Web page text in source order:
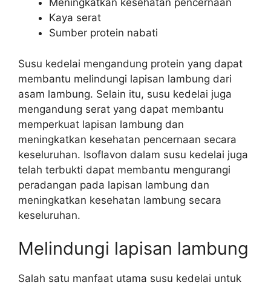
Meningkatkan kesehatan pencernaan
Kaya serat
Sumber protein nabati
Susu kedelai mengandung protein yang dapat
membantu melindungi lapisan lambung dari
asam lambung. Selain itu, susu kedelai juga
mengandung serat yang dapat membantu
memperkuat lapisan lambung dan
meningkatkan kesehatan pencernaan secara
keseluruhan. Isoflavon dalam susu kedelai juga
telah terbukti dapat membantu mengurangi
peradangan pada lapisan lambung dan
meningkatkan kesehatan lambung secara
keseluruhan.
Melindungi lapisan lambung
Salah satu manfaat utama susu kedelai untuk